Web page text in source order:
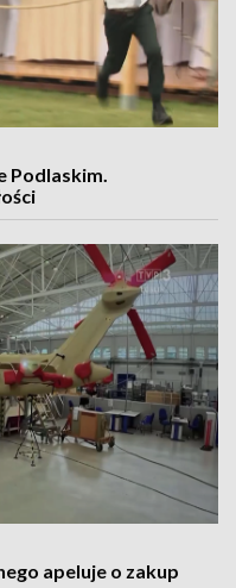
Podlaskim.
apeluje o zakup